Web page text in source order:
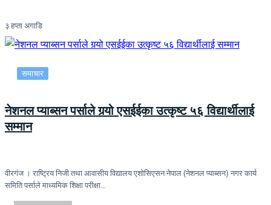
३ हप्ता अगाडि
समाचार
नेशनल प्याब्सन पर्साले गर्‍यो एसईईका उत्कृष्ट ५६ विद्यार्थीलाई
सम्मान
वीरगंज । राष्ट्रिय निजी तथा आवासीय विद्यालय एशोसिएसन नेपाल (नेशनल प्याब्सन) नगर कार्य
समिति पर्साले माध्यमिक शिक्षा परीक्षा…